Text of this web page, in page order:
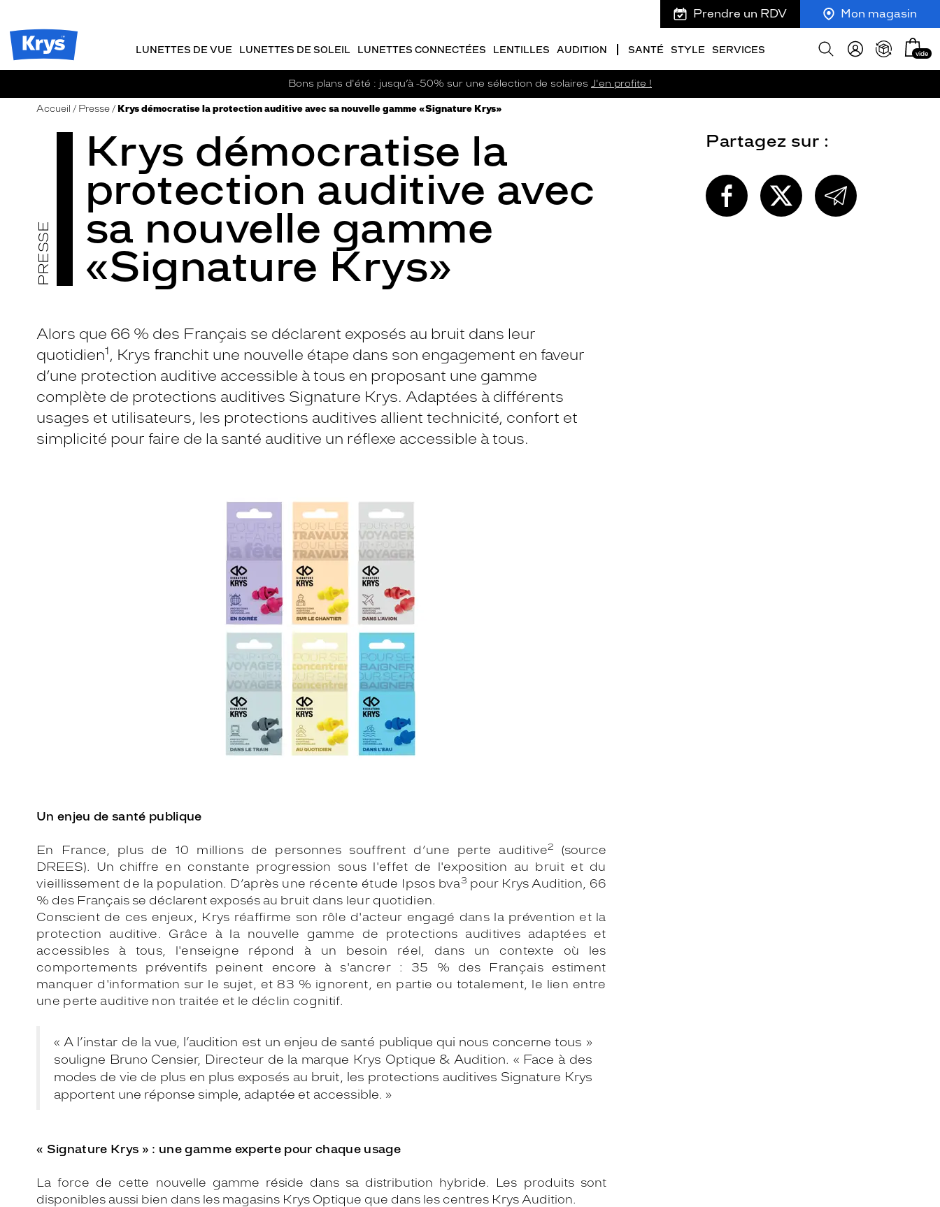
Opticien
Krys
Prendre un RDV Mon magasin
LUNETTES DE VUE LUNETTES DE SOLEIL LUNETTES CONNECTÉES LENTILLES AUDITION SANTÉ STYLE SERVICES
Afficher
Mon
panier
vide
Bons plans d'été : jusqu’à -50% sur une sélection de solaires J'en profite !
Accueil Presse Krys démocratise la protection auditive avec sa nouvelle gamme «Signature Krys»
PRESSE
Krys démocratise la
protection auditive avec
sa nouvelle gamme
«Signature Krys»
Alors que 66 % des Français se déclarent exposés au bruit dans leur
quotidien1, Krys franchit une nouvelle étape dans son engagement en faveur
d’une protection auditive accessible à tous en proposant une gamme
complète de protections auditives Signature Krys. Adaptées à différents
usages et utilisateurs, les protections auditives allient technicité, confort et
simplicité pour faire de la santé auditive un réflexe accessible à tous.
Un enjeu de santé publique
En France, plus de 10 millions de personnes souffrent d’une perte auditive2 (source
DREES). Un chiffre en constante progression sous l'effet de l'exposition au bruit et du
vieillissement de la population. D’après une récente étude Ipsos bva3 pour Krys Audition, 66
% des Français se déclarent exposés au bruit dans leur quotidien.
Conscient de ces enjeux, Krys réaffirme son rôle d'acteur engagé dans la prévention et la
protection auditive. Grâce à la nouvelle gamme de protections auditives adaptées et
accessibles à tous, l'enseigne répond à un besoin réel, dans un contexte où les
comportements préventifs peinent encore à s'ancrer : 35 % des Français estiment
manquer d'information sur le sujet, et 83 % ignorent, en partie ou totalement, le lien entre
une perte auditive non traitée et le déclin cognitif.
« A l’instar de la vue, l’audition est un enjeu de santé publique qui nous concerne tous »
souligne Bruno Censier, Directeur de la marque Krys Optique & Audition. « Face à des
modes de vie de plus en plus exposés au bruit, les protections auditives Signature Krys
apportent une réponse simple, adaptée et accessible. »
« Signature Krys » : une gamme experte pour chaque usage
La force de cette nouvelle gamme réside dans sa distribution hybride. Les produits sont
disponibles aussi bien dans les magasins Krys Optique que dans les centres Krys Audition.
Partagez sur :
PARTAGEZ
CETTE
PAGE
SUR
FACEBOOK
PARTAGEZ
CETTE
PAGE
SUR
TWITTER
PARTAGEZ
CETTE
PAGE
PAR
E-